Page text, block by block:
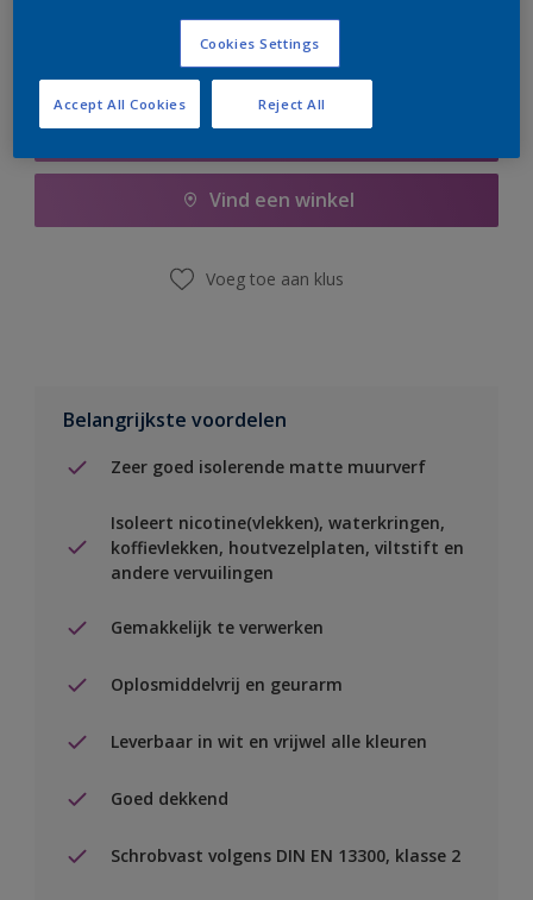
Boodschappenlijst
Vind een winkel
Voeg toe aan klus
Belangrijkste voordelen
Zeer goed isolerende matte muurverf
Isoleert nicotine(vlekken), waterkringen,
koffievlekken, houtvezelplaten, viltstift en
andere vervuilingen
Gemakkelijk te verwerken
Oplosmiddelvrij en geurarm
Leverbaar in wit en vrijwel alle kleuren
Goed dekkend
Schrobvast volgens DIN EN 13300, klasse 2
Cookies Settings
Reject All
Accept All Cookies